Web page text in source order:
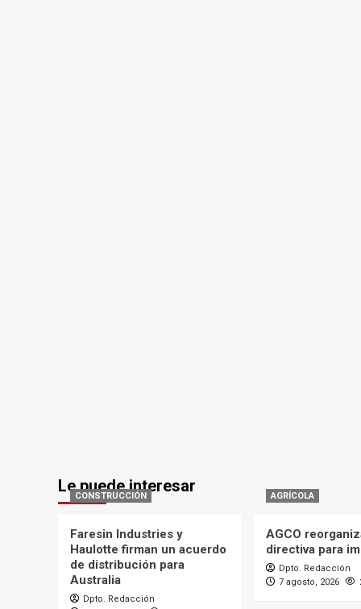
Le puede interesar
CONSTRUCCIÓN
Faresin Industries y
Haulotte firman un acuerdo
de distribución para
Australia
Dpto. Redacción
AGRÍCOLA
AGCO
directiva para
Dpto. Redacción
7 agosto, 2026